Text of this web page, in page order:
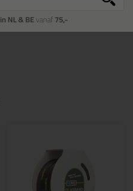
in NL & BEvanaf75,-